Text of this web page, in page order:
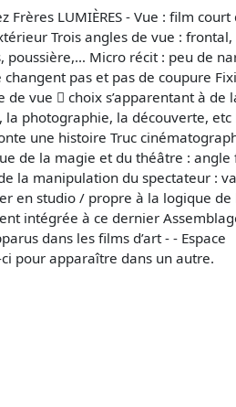
LUMIÈRES - Vue : film
Trois angles de vue :
Micro récit : peu de
pas et pas de coupure
de vue  choix s’apparentant à de
photographie, la découverte, etc
une histoire Truc
de la magie et du théâtre :
la manipulation du spectateur :
en studio / propre à la logique
intégrée à ce dernier
dans les films d’art - - Espace
pour apparaître dans un autre.